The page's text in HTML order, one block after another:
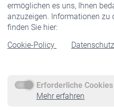
ermöglichen es uns, Ihnen
anzuzeigen. Informationen zu
finden Sie hier:
Cookie-Policy
Datenschutz
Erforderliche
Mehr erfahren
Rentner
Rentenbeginn
Rente beantragen
Service
Informationen